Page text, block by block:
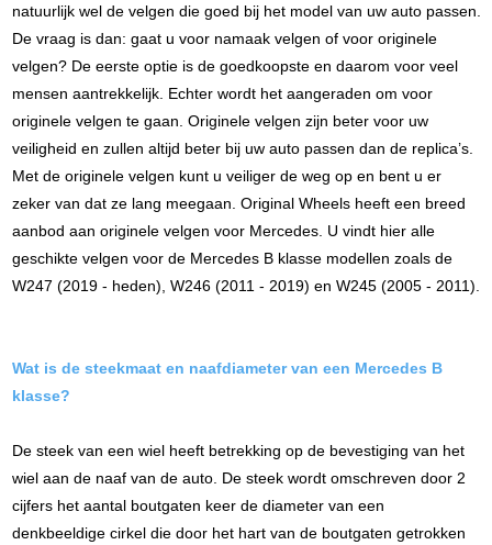
natuurlijk wel de velgen die goed bij het model van uw auto passen.
De vraag is dan: gaat u voor namaak velgen of voor originele
velgen? De eerste optie is de goedkoopste en daarom voor veel
mensen aantrekkelijk. Echter wordt het aangeraden om voor
originele velgen te gaan. Originele velgen zijn beter voor uw
veiligheid en zullen altijd beter bij uw auto passen dan de replica’s.
Met de originele velgen kunt u veiliger de weg op en bent u er
zeker van dat ze lang meegaan. Original Wheels heeft een breed
aanbod aan originele velgen voor Mercedes. U vindt hier alle
geschikte velgen voor de Mercedes B klasse modellen zoals de
W247 (2019 - heden), W246 (2011 - 2019) en W245 (2005 - 2011).
Wat is de steekmaat en naafdiameter van een Mercedes B
klasse?
De steek van een wiel heeft betrekking op de bevestiging van het
wiel aan de naaf van de auto. De steek wordt omschreven door 2
cijfers het aantal boutgaten keer de diameter van een
denkbeeldige cirkel die door het hart van de boutgaten getrokken